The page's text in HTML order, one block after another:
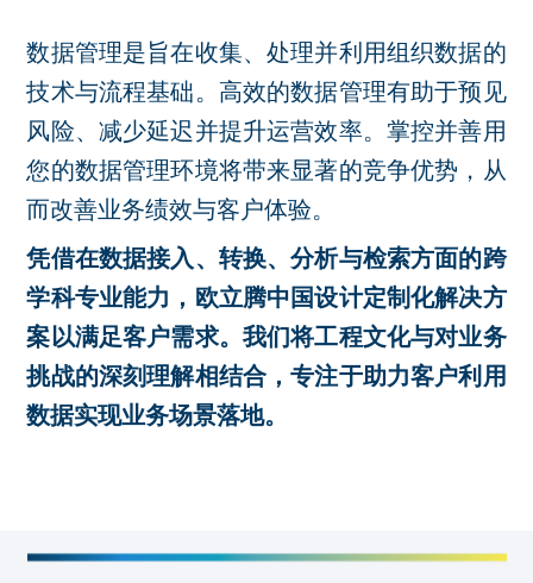
数据管理是旨在收集、处理并利用组织数据的
技术与流程基础。高效的数据管理有助于预见
风险、减少延迟并提升运营效率。掌控并善用
您的数据管理环境将带来显著的竞争优势，从
而改善业务绩效与客户体验。
凭借在数据接入、转换、分析与检索方面的跨
学科专业能力，欧立腾中国设计定制化解决方
案以满足客户需求。我们将工程文化与对业务
挑战的深刻理解相结合，专注于助力客户利用
数据实现业务场景落地。